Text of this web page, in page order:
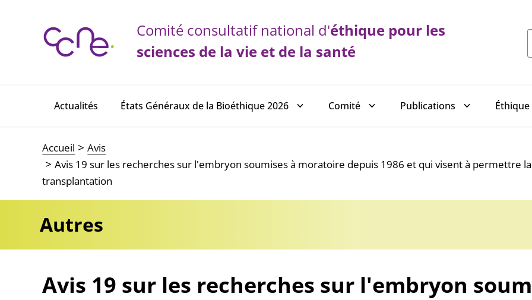
Comité consultatif national d'éthique pour les
sciences de la vie et de la santé
Main navigation
Actualités États Généraux de la Bioéthique 2026 Comité Publications
Accueil
Avis
Avis 19 sur les recherches sur l'embryon soumises à moratoire depuis 1986 et qui visent à permettre
transplantation
Autres
Avis 19 sur les recherches sur l'embryon